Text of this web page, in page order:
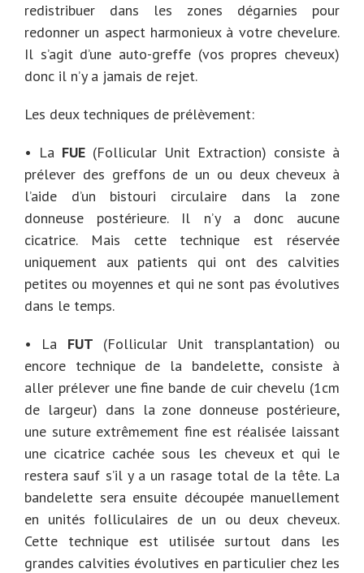
redistribuer dans les zones dégarnies pour
redonner un aspect harmonieux à votre chevelure.
Il s’agit d’une auto-greffe (vos propres cheveux)
donc il n’y a jamais de rejet.
Les deux techniques de prélèvement:
• La FUE (Follicular Unit Extraction) consiste à
prélever des greffons de un ou deux cheveux à
l’aide d’un bistouri circulaire dans la zone
donneuse postérieure. Il n’y a donc aucune
cicatrice. Mais cette technique est réservée
uniquement aux patients qui ont des calvities
petites ou moyennes et qui ne sont pas évolutives
dans le temps.
• La FUT (Follicular Unit transplantation) ou
encore technique de la bandelette, consiste à
aller prélever une fine bande de cuir chevelu (1cm
de largeur) dans la zone donneuse postérieure,
une suture extrêmement fine est réalisée laissant
une cicatrice cachée sous les cheveux et qui le
restera sauf s’il y a un rasage total de la tête. La
bandelette sera ensuite découpée manuellement
en unités folliculaires de un ou deux cheveux.
Cette technique est utilisée surtout dans les
grandes calvities évolutives en particulier chez les